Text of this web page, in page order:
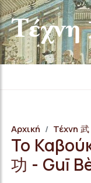
Τέχνη
Αρχική Τέχνη 武
Το
功 - Guī